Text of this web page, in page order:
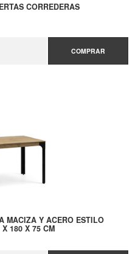
CORREDERAS
COMPRAR
MACIZA Y ACERO ESTILO
180 X 75 CM